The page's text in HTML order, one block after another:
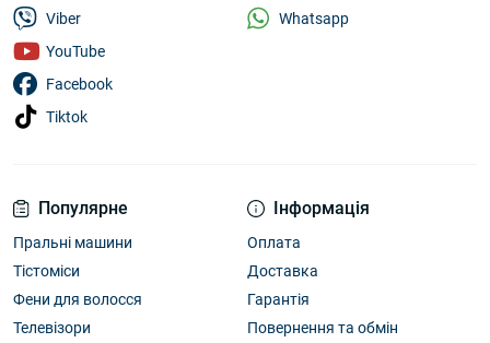
Популярне
Пральні машини
Тістоміси
Фени для волосся
Телевізори
Інформація
Оплата
Доставка
Гарантія
Повернення та обмін
Viber
YouTube
Facebook
Tiktok
Whatsapp